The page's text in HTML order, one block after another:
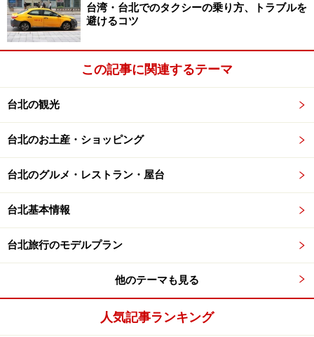
バスルームは、トイレ、シャワー付き浴
槽、洗面台、給湯器をかねた給水機があ
る。アメニティも簡単ではあるがそろって
いる（ドライヤーあり）。シャンプーは、1
回分のリンス・インタイプなので、気にな
る人は自分で用意した方がよい。バスタオ
ル、フェイスタオル、ハンドタオルの3種類
と足拭き用タオルは、毎日取り替えてくれ
る（バスローブや浴衣は置かれていないの
で各自持参のこと）。
※海外を訪れる際には最新情報の入手に努め、「
台湾・台北でのタクシーの乗り方、トラブルを
避けるコツ
この記事に関連するテーマ
台北の観光
台北のお土産・ショッピング
台北のグルメ・レストラン・屋台
台北基本情報
台北旅行のモデルプラン
他のテーマも見る
人気記事ランキング